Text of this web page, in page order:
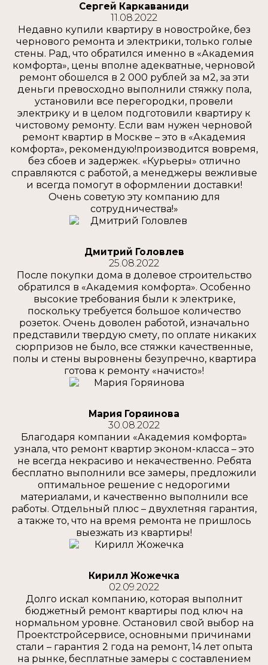
Сергей Каркаваниди
11.08.2022
Недавно купили квартиру в новостройке, без
чернового ремонта и электрики, только голые
стены. Рад, что обратился именно в «Академия
комфорта», цены вполне адекватные, черновой
ремонт обошелся в 2 000 рублей за м2, за эти
деньги превосходно выполнили стяжку пола,
установили все перегородки, провели
электрику и в целом подготовили квартиру к
чистовому ремонту. Если вам нужен черновой
ремонт квартир в Москве – это в «Академия
комфорта», рекомендую!производится вовремя,
без сбоев и задержек. «Курьеры» отлично
справляются с работой, а менеджеры вежливые
и всегда помогут в оформлении доставки!
Очень советую эту компанию для
сотрудничества!»
Дмитрий Головлев
25.08.2022
После покупки дома в долевое строительство
обратился в «Академия комфорта». Особенно
высокие требования были к электрике,
поскольку требуется большое количество
розеток. Очень доволен работой, изначально
представили твердую смету, по оплате никаких
сюрпризов не было, все стяжки качественные,
полы и стены выровнены безупречно, квартира
готова к ремонту «начисто»!
Мария Горяинова
30.08.2022
Благодаря компании «Академия комфорта»
узнала, что ремонт квартир эконом-класса – это
не всегда некрасиво и некачественно. Ребята
бесплатно выполнили все замеры, предложили
оптимальное решение с недорогими
материалами, и качественно выполнили все
работы. Отдельный плюс – двухлетняя гарантия,
а также то, что на время ремонта не пришлось
выезжать из квартиры!
Кирилл Жожечка
02.09.2022
Долго искал компанию, которая выполнит
бюджетный ремонт квартиры под ключ на
нормальном уровне. Остановил свой выбор на
Проектстройсервисе, основными причинами
стали – гарантия 2 года на ремонт, 14 лет опыта
на рынке, бесплатные замеры с составлением